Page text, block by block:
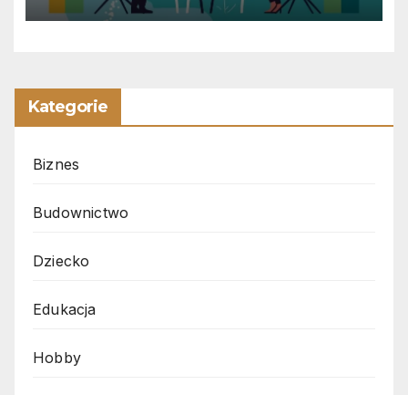
Kategorie
Biznes
Budownictwo
Dziecko
Edukacja
Hobby